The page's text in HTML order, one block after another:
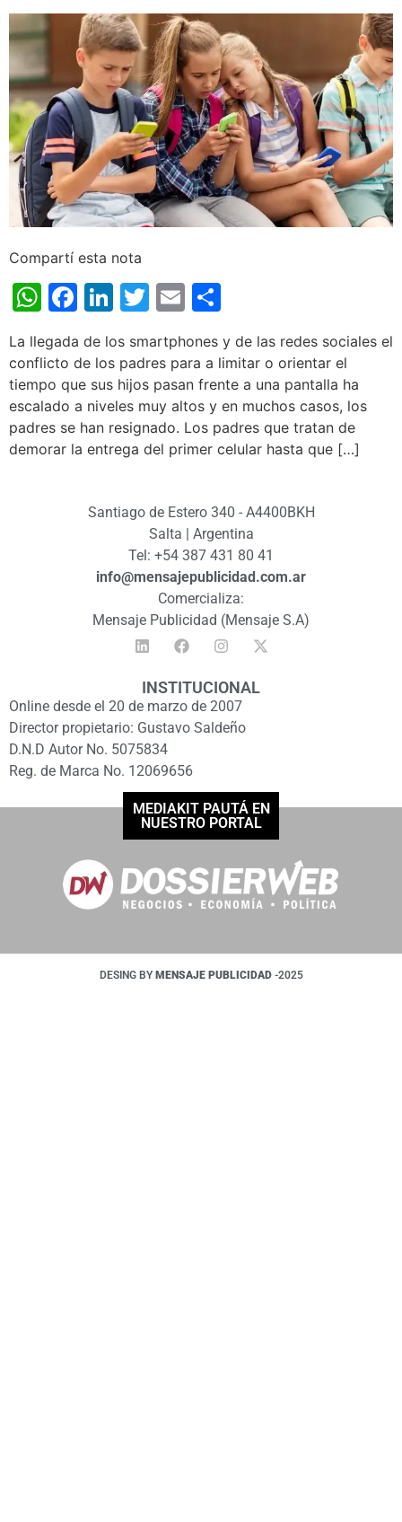
Compartí esta nota
WhatsApp
Facebook
LinkedIn
Twitter
Email
La llegada de los smartphones y de las redes sociales el
conflicto de los padres para a limitar o orientar el
tiempo que sus hijos pasan frente a una pantalla ha
escalado a niveles muy altos y en muchos casos, los
padres se han resignado. Los padres que tratan de
demorar la entrega del primer celular hasta que […]
Santiago de Estero 340 - A4400BKH
Salta | Argentina
Tel: +54 387 431 80 41
info@mensajepublicidad.com.ar
Comercializa:
Mensaje Publicidad (Mensaje S.A)
INSTITUCIONAL
Online desde el 20 de marzo de 2007
Director propietario: Gustavo Saldeño
D.N.D Autor No. 5075834
Reg. de Marca No. 12069656
MEDIAKIT PAUTÁ EN
NUESTRO PORTAL
DESING BY MENSAJE PUBLICIDAD -2025